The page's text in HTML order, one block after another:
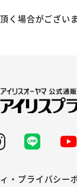
場合がござい
・プライバシー